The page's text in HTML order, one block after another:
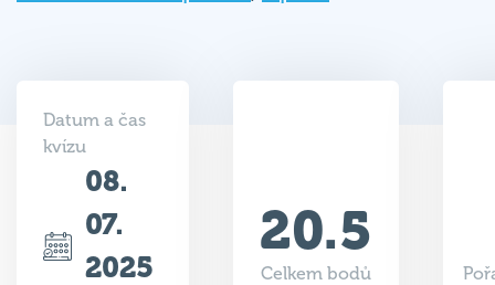
Datum a čas
kvízu
08.
07.
2025
20.5
Celkem bodů